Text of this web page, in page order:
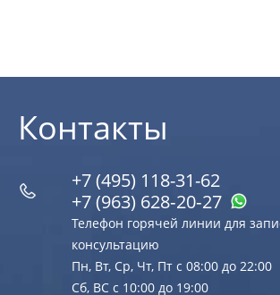
Контакты
+7 (495) 118-31-62
+7 (963) 628‑20‑27
Телефон горячей линии для
консультацию
Пн, Вт, Ср, Чт, Пт с 08:00 до 22:00
Сб, ВС с 10:00 до 19:00